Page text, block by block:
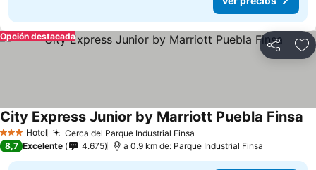
Compartir
Opción destacada
3 Estrellas
Hotel Cerca del Parque Industrial Finsa
City Express Junior by Marriott Puebla Finsa
8,7 Excelente 4.675 a 0.9 km de: Parque Industrial Finsa